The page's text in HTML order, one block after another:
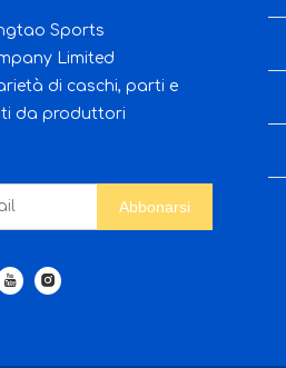
Sports
Limited
di caschi, parti e
da produttori
Abbonarsi